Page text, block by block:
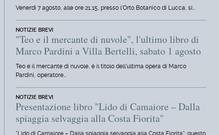
Venerdì 7 agosto, alle ore 21,15, presso l'Orto Botanico di Lucca, si…
NOTIZIE BREVI
"Teo e il mercante di nuvole", l'ultimo libro di
Marco Pardini a Villa Bertelli, sabato 1 agosto
Teo e il mercante di nuvole, è il titolo dell'ultima opera di Marco
Pardini, operatore…
NOTIZIE BREVI
Presentazione libro "Lido di Camaiore – Dalla
spiaggia selvaggia alla Costa Fiorita"
"Lido di Camaiore – Dalla spiaggia selvaggia alla Costa Fiorita": questo